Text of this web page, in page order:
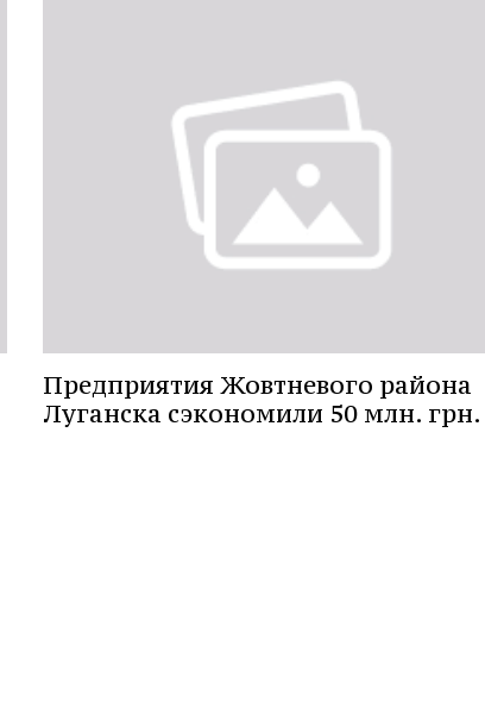
Предприятия Жовтневого района
Луганска сэкономили 50 млн. грн.